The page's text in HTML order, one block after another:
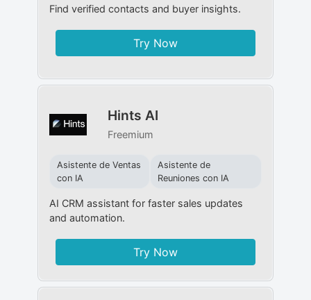
Find verified contacts and buyer insights.
Try Now
Hints AI
Freemium
Asistente de Ventas
con IA
Asistente de
Reuniones con IA
AI CRM assistant for faster sales updates
and automation.
Try Now